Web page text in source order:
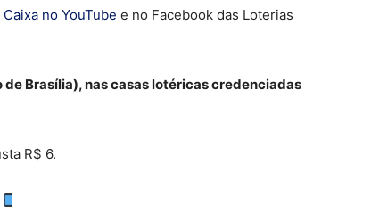
no YouTube e no Facebook das Loterias
Brasília), nas casas lotéricas credenciadas
R$ 6.